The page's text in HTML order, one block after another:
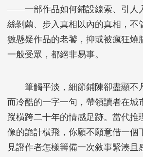
——一部作品如何鋪設線索、引人
絲剝繭、步入真相以內的真相，不
數懸疑作品的老饕，抑或被瘋狂燒
一般受眾，都絕非易事。
筆觸平淡，細節鋪陳卻盡顯不
而冷酷的一字一句，帶領讀者在城
蹤橫跨二十年的情感足跡。當代推
像的詭計橫飛，你願不願意借一個
見證作者怎樣籌備一次敘事緊湊且